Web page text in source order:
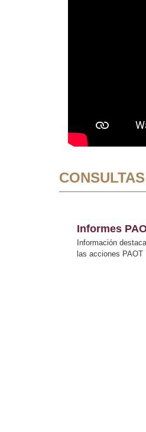
Informes
Información
las acciones PAOT